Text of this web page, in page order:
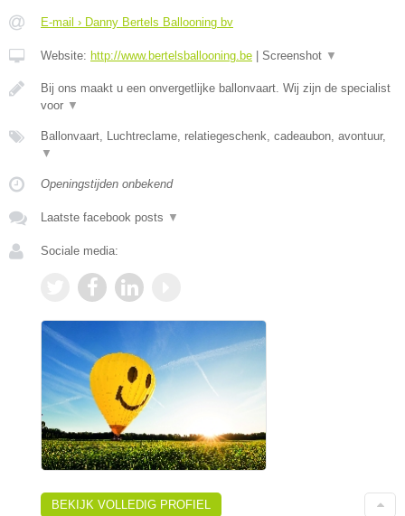
E-mail › Danny Bertels Ballooning bv
Website: http://www.bertelsballooning.be Screenshot ▼
Bij ons maakt u een onvergetlijke ballonvaart. Wij zijn de specialist
voor ▼
Ballonvaart, Luchtreclame, relatiegeschenk, cadeaubon, avontuur,
▼
Openingstijden onbekend
Laatste facebook posts ▼
Sociale media:
BEKIJK VOLLEDIG PROFIEL